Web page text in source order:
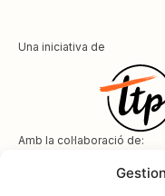
Una iniciativa de
Amb la col·laboració de: